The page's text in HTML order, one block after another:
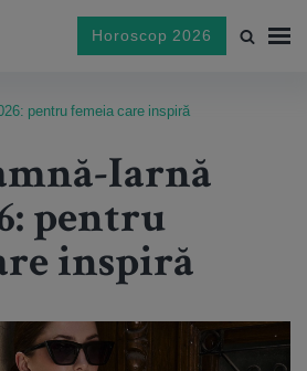
Horoscop 2026
pentru femeia care inspiră
Iarnă
pentru
inspiră